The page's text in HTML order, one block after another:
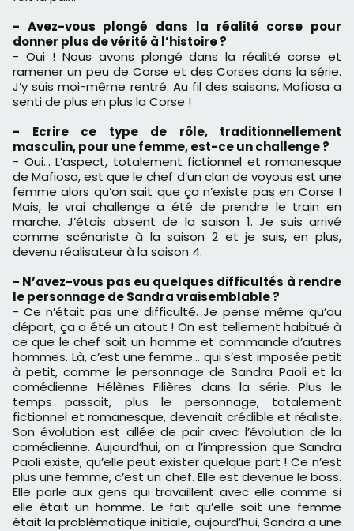
- Avez-vous plongé dans la réalité corse pour
donner plus de vérité à l’histoire ?
- Oui ! Nous avons plongé dans la réalité corse et
ramener un peu de Corse et des Corses dans la série.
J’y suis moi-même rentré. Au fil des saisons, Mafiosa a
senti de plus en plus la Corse !
- Ecrire ce type de rôle, traditionnellement
masculin, pour une femme, est-ce un challenge ?
- Oui… L’aspect, totalement fictionnel et romanesque
de Mafiosa, est que le chef d’un clan de voyous est une
femme alors qu’on sait que ça n’existe pas en Corse !
Mais, le vrai challenge a été de prendre le train en
marche. J’étais absent de la saison 1. Je suis arrivé
comme scénariste à la saison 2 et je suis, en plus,
devenu réalisateur à la saison 4.
- N’avez-vous pas eu quelques difficultés à rendre
le personnage de Sandra vraisemblable ?
- Ce n’était pas une difficulté. Je pense même qu’au
départ, ça a été un atout ! On est tellement habitué à
ce que le chef soit un homme et commande d’autres
hommes. Là, c’est une femme… qui s’est imposée petit
à petit, comme le personnage de Sandra Paoli et la
comédienne Hélènes Filières dans la série. Plus le
temps passait, plus le personnage, totalement
fictionnel et romanesque, devenait crédible et réaliste.
Son évolution est allée de pair avec l’évolution de la
comédienne. Aujourd’hui, on a l’impression que Sandra
Paoli existe, qu’elle peut exister quelque part ! Ce n’est
plus une femme, c’est un chef. Elle est devenue le boss.
Elle parle aux gens qui travaillent avec elle comme si
elle était un homme. Le fait qu’elle soit une femme
était la problématique initiale, aujourd’hui, Sandra a une